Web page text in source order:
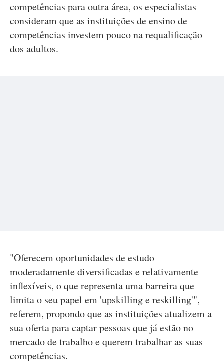
competências para outra área, os especialistas
consideram que as instituições de ensino de
competências investem pouco na requalificação
dos adultos.
"Oferecem oportunidades de estudo
moderadamente diversificadas e relativamente
inflexíveis, o que representa uma barreira que
limita o seu papel em 'upskilling e reskilling'",
referem, propondo que as instituições atualizem a
sua oferta para captar pessoas que já estão no
mercado de trabalho e querem trabalhar as suas
competências.